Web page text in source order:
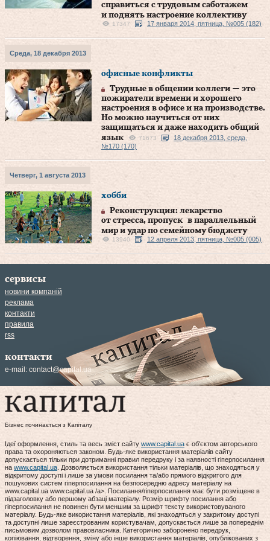
справиться с трудовым саботажем
и поднять настроение коллективу
17347 17 января 2014, пятница, №005 (182)
Среда, 18 декабря 2013
офисные конфликты
Трудные в общении коллеги — это
пожиратели времени и хорошего
настроения в офисе и на производстве.
Но можно научиться от них
защищаться и даже находить общий
язык
71673
18 декабря 2013, среда,
№170 (170)
Четверг, 1 августа 2013
хобби
Реконструкция: лекарство
от стресса, пропуск в параллельный
мир и удар по семейному бюджету
13940 12 апреля 2013, пятница, №005 (005)
сервисы
новини компаній
реклама
контакти
правила
rss
контакти
e-mail: contact@capital.ua
Бізнес починається з Капіталу
Ідеї оформлення, стиль та весь зміст сайту www.capital.ua є об'єктом авторського
права та охороняються законом. Будь-яке використання матеріалів сайту
допускається тільки при дотриманні правил передруку і за наявності гіперпосилання
на www.capital.ua . Дозволяється використання тільки матеріалів, що знаходяться у
відкритому доступі і лише за умови посилання та/або прямого відкритого для
пошукових систем гіперпосилання на безпосередню адресу матеріалу на
www.capital.ua www.capital.ua /a>. Посилання/гіперпосилання має бути розміщене в
підзаголовку або першому абзаці матеріалу. Розмір шрифту посилання або
гіперпосилання не повинен бути меншим за шрифт тексту використовуваного
матеріалу. Будь-яке використання матеріалів, які знаходяться у закритому доступі
та доступні лише зареєстрованим користувачам, допускається лише за попереднім
письмовим дозволом правовласника. Категорично заборонено передрук,
копіювання, відтворення, зміну або інше використання матеріалів, опублікованих з